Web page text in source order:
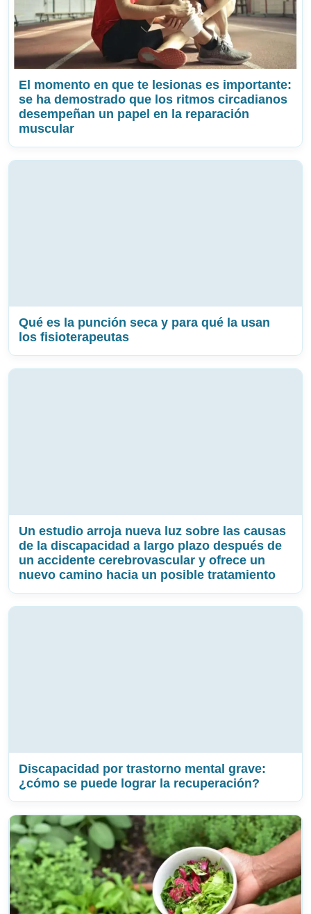
El momento en que te lesionas es importante:
se ha demostrado que los ritmos circadianos
desempeñan un papel en la reparación
muscular
Qué es la punción seca y para qué la usan
los fisioterapeutas
Un estudio arroja nueva luz sobre las causas
de la discapacidad a largo plazo después de
un accidente cerebrovascular y ofrece un
nuevo camino hacia un posible tratamiento
Discapacidad por trastorno mental grave:
¿cómo se puede lograr la recuperación?